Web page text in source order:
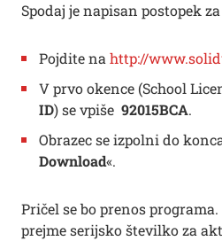
Spodaj je napisan postopek
Pojdite na http://
V prvo okence (School
ID) se vpiše 92015BCA.
Obrazec se izpolni do
Download«.
Pričel se bo prenos
prejme serijsko številko za